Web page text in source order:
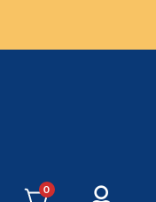
0